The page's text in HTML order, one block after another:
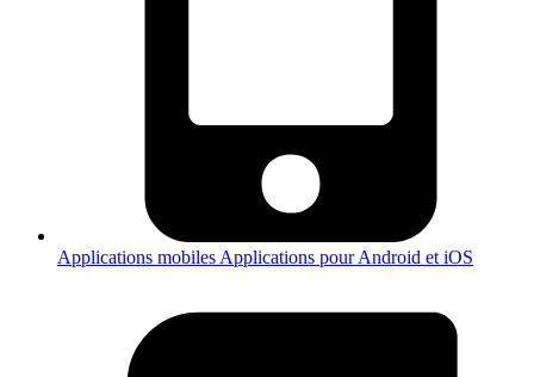
Applications mobiles Applications pour Android et iOS